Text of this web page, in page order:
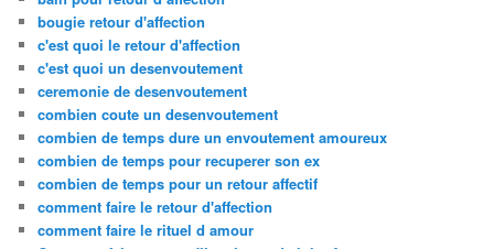
bougie retour d'affection
c'est quoi le retour d'affection
c'est quoi un desenvoutement
ceremonie de desenvoutement
combien coute un desenvoutement
combien de temps dure un envoutement amoureux
combien de temps pour recuperer son ex
combien de temps pour un retour affectif
comment faire le retour d'affection
comment faire le rituel d amour